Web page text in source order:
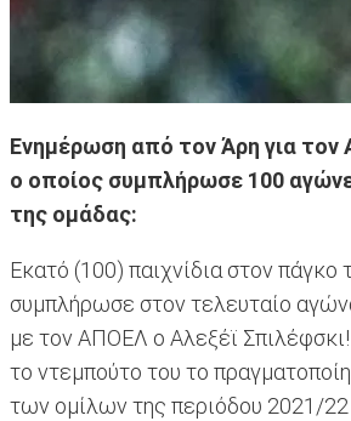
Ενημέρωση από τον Άρη για τον
ο οποίος συμπλήρωσε 100
της ομάδας:
Εκατό (100) παιχνίδια στον πάγκο
συμπλήρωσε στον τελευταίο
με τον ΑΠΟΕΛ ο Αλεξέϊ
το ντεμπούτο του το
των ομίλων της περιόδου 2021/22